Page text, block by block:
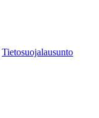
Tietosuojalausunto